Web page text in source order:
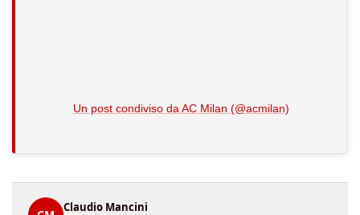
Un post condiviso da AC Milan (@acmilan)
Claudio Mancini